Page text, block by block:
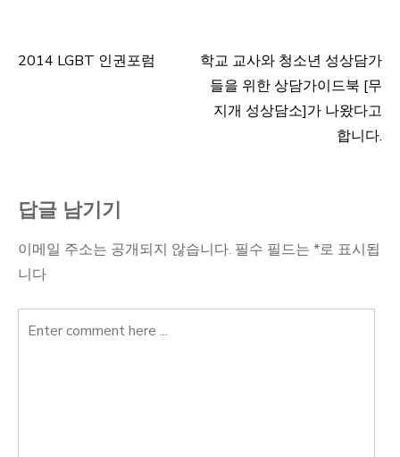
글
2014 LGBT 인권포럼
학교 교사와 청소년 성상담가
들을 위한 상담가이드북 [무
지개 성상담소]가 나왔다고
합니다.
답글 남기기
이메일 주소는 공개되지 않습니다. 필수 필드는 *로 표시됩
니다